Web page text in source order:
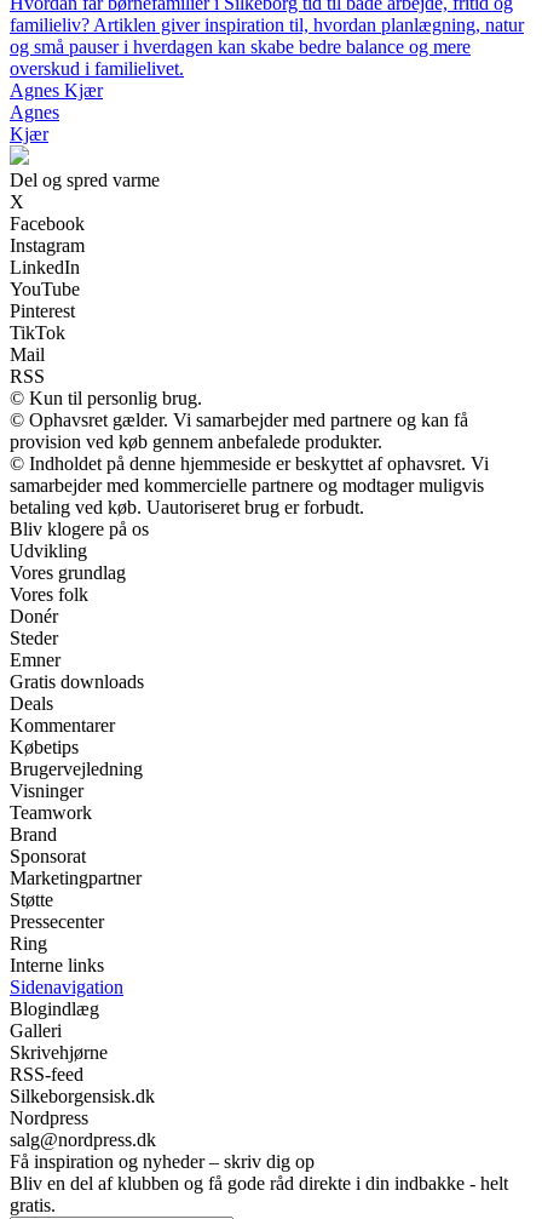
familieliv? Artiklen giver inspiration til, hvordan planlægning, natur
og små pauser i hverdagen kan skabe bedre balance og mere
overskud i familielivet.
Agnes Kjær
Agnes
Kjær
Del og spred varme
X
Facebook
Instagram
LinkedIn
YouTube
Pinterest
TikTok
Mail
RSS
© Kun til personlig brug.
© Ophavsret gælder. Vi samarbejder med partnere og kan få
provision ved køb gennem anbefalede produkter.
© Indholdet på denne hjemmeside er beskyttet af ophavsret. Vi
samarbejder med kommercielle partnere og modtager muligvis
betaling ved køb. Uautoriseret brug er forbudt.
Bliv klogere på os
Udvikling
Vores grundlag
Vores folk
Donér
Steder
Emner
Gratis downloads
Deals
Kommentarer
Købetips
Brugervejledning
Visninger
Teamwork
Brand
Sponsorat
Marketingpartner
Støtte
Pressecenter
Ring
Interne links
Sidenavigation
Blogindlæg
Galleri
Skrivehjørne
RSS-feed
Silkeborgensisk.dk
Nordpress
salg@nordpress.dk
Få inspiration og nyheder – skriv dig op
Bliv en del af klubben og få gode råd direkte i din indbakke - helt
gratis.